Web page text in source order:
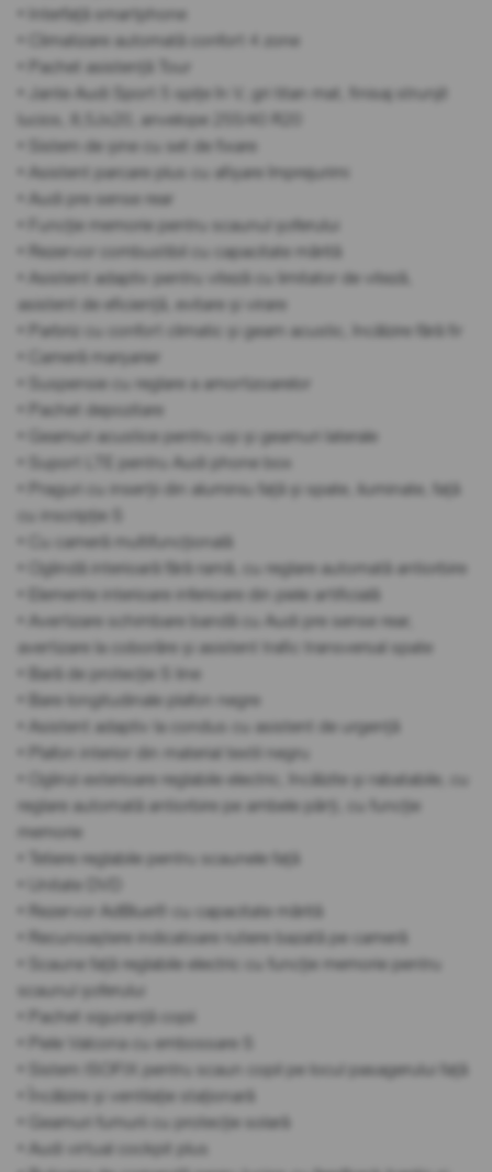
• Interfață smartphone
• Climatizare automată confort 4 zone
• Pachet asistență Tour
• Jante Audi Sport 5 spițe în V, gri titan mat, finisaj strunjit
lucios, 8,5Jx20, anvelope 255/40 R20
• Sistem de șine cu set de fixare
• Asistent parcare plus cu afișare împrejurimi
• Audi pre sense rear
• Funcție memorie pentru scaunul șoferului
• Rezervor combustibil cu capacitate mărită
• Asistent adaptiv pentru viteză cu limitator de viteză,
asistent de eficiență, evitare și virare
• Parbriz cu confort climatic și geam acustic, încălzire fără fir
• Cameră marșarier
• Suspensie cu reglare a amortizoarelor
• Pachet depozitare
• Geamuri acustice pentru uși și geamuri laterale
• Suport LTE pentru Audi phone box
• Praguri cu inserții din aluminiu față și spate, iluminate, față
cu inscripție S
• Cu cameră multifuncțională
• Oglindă interioară fără ramă, cu reglare automată antiorbire
• Elemente interioare inferioare din piele artificială
• Avertizare schimbare bandă cu Audi pre sense rear,
avertizare la coborâre și asistent trafic transversal spate
• Bară de protecție S line
• Bare longitudinale plafon negre
• Asistent adaptiv la condus cu asistent de urgență
• Plafon interior din material textil negru
• Oglinzi exterioare reglabile electric, încălzite și rabatabile, cu
reglare automată antiorbire pe ambele părți, cu funcție
memorie
• Tetiere reglabile pentru scaunele față
• Unitate DVD
• Rezervor AdBlue® cu capacitate mărită
• Recunoaștere indicatoare rutiere bazată pe cameră
• Scaune față reglabile electric cu funcție memorie pentru
scaunul șoferului
• Pachet siguranță copii
• Piele Valcona cu embossare S
• Sistem ISOFIX pentru scaun copil pe locul pasagerului față
• Încălzire și ventilație staționară
• Geamuri fumurii cu protecție solară
• Audi virtual cockpit plus